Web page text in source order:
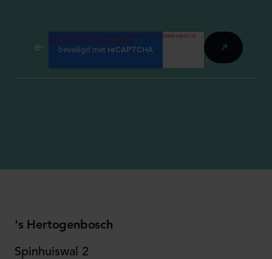
's Hertogenbosch
Spinhuiswal 2